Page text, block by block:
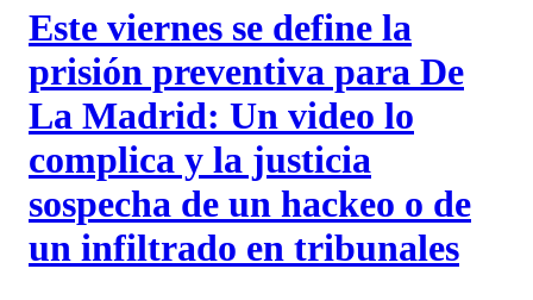
Este viernes se define la
prisión preventiva para De
La Madrid: Un video lo
complica y la justicia
sospecha de un hackeo o de
un infiltrado en tribunales